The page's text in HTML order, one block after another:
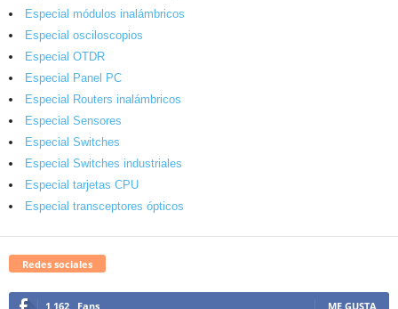
Especial módulos inalámbricos
Especial osciloscopios
Especial OTDR
Especial Panel PC
Especial Routers inalámbricos
Especial Sensores
Especial Switches
Especial Switches industriales
Especial tarjetas CPU
Especial transceptores ópticos
Redes sociales
1,162 Fans ME GUSTA